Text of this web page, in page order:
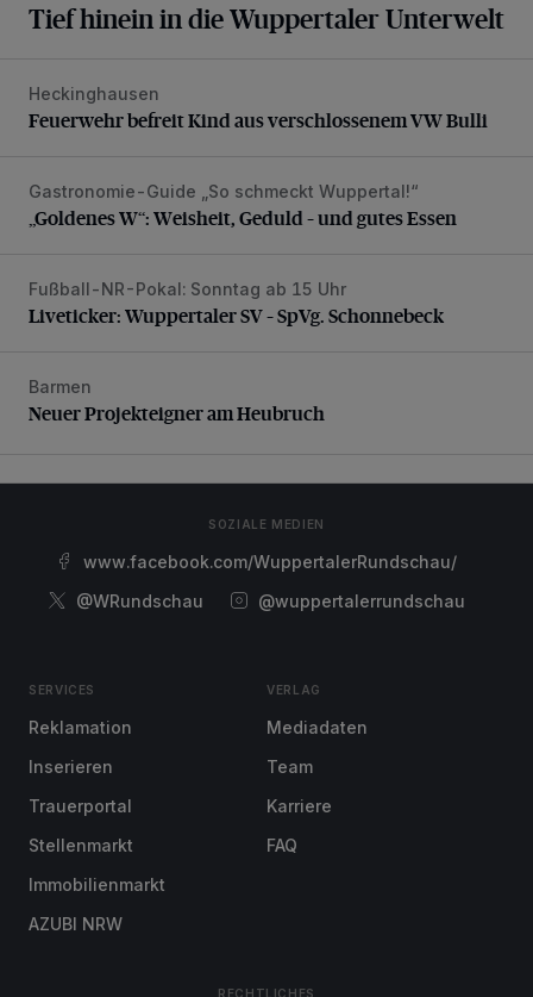
Tief hinein in die Wuppertaler Unterwelt
Feuerwehr befreit Kind aus verschlossenem VW Bulli
Heckinghausen
Feuerwehr befreit Kind aus verschlossenem VW Bulli
„Goldenes W“: Weisheit, Geduld – und gutes Essen
Gastronomie-Guide „So schmeckt Wuppertal!“
„Goldenes W“: Weisheit, Geduld – und gutes Essen
Liveticker: Wuppertaler SV – SpVg. Schonnebeck
Fußball-NR-Pokal: Sonntag ab 15 Uhr
Liveticker: Wuppertaler SV – SpVg. Schonnebeck
Neuer Projekteigner am Heubruch
Barmen
Neuer Projekteigner am Heubruch
SOZIALE MEDIEN
www.facebook.com/WuppertalerRundschau/
@WRundschau
@wuppertalerrundschau
SERVICES
Reklamation
Inserieren
Trauerportal
Stellenmarkt
Immobilienmarkt
AZUBI NRW
VERLAG
Mediadaten
Team
Karriere
FAQ
RECHTLICHES